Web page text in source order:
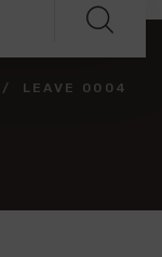
LEAVE 0004